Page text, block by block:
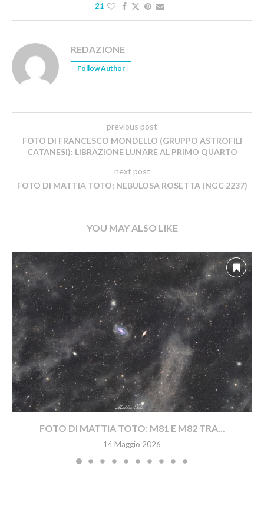
21
REDAZIONE
Follow Author
previous post
FOTO DI FRANCESCO MONDELLO (GRUPPO ASTROFILI
CATANESI): LIBRAZIONE LUNARE AL PRIMO QUARTO
next post
FOTO DI MATTIA TOTO: NEBULOSA ROSETTA (NGC 2237)
YOU MAY ALSO LIKE
FOTO DI MATTIA TOTO: M81 E M82 TRA...
14 Maggio 2026